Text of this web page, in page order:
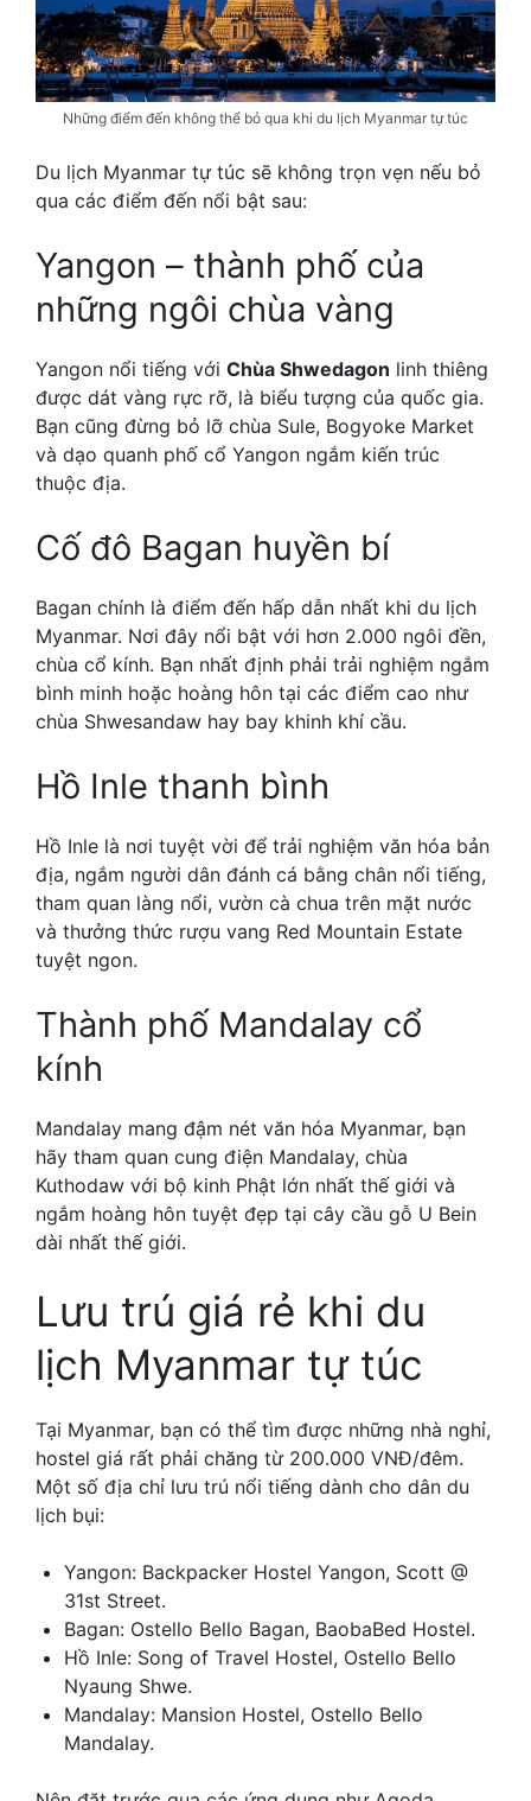
Những điểm đến không thể bỏ qua khi du lịch Myanmar tự túc
Du lịch Myanmar tự túc sẽ không trọn vẹn nếu bỏ
qua các điểm đến nổi bật sau:
Yangon – thành phố của
những ngôi chùa vàng
Yangon nổi tiếng với Chùa Shwedagon linh thiêng
được dát vàng rực rỡ, là biểu tượng của quốc gia.
Bạn cũng đừng bỏ lỡ chùa Sule, Bogyoke Market
và dạo quanh phố cổ Yangon ngắm kiến trúc
thuộc địa.
Cố đô Bagan huyền bí
Bagan chính là điểm đến hấp dẫn nhất khi du lịch
Myanmar. Nơi đây nổi bật với hơn 2.000 ngôi đền,
chùa cổ kính. Bạn nhất định phải trải nghiệm ngắm
bình minh hoặc hoàng hôn tại các điểm cao như
chùa Shwesandaw hay bay khinh khí cầu.
Hồ Inle thanh bình
Hồ Inle là nơi tuyệt vời để trải nghiệm văn hóa bản
địa, ngắm người dân đánh cá bằng chân nổi tiếng,
tham quan làng nổi, vườn cà chua trên mặt nước
và thưởng thức rượu vang Red Mountain Estate
tuyệt ngon.
Thành phố Mandalay cổ
kính
Mandalay mang đậm nét văn hóa Myanmar, bạn
hãy tham quan cung điện Mandalay, chùa
Kuthodaw với bộ kinh Phật lớn nhất thế giới và
ngắm hoàng hôn tuyệt đẹp tại cây cầu gỗ U Bein
dài nhất thế giới.
Lưu trú giá rẻ khi du
lịch Myanmar tự túc
Tại Myanmar, bạn có thể tìm được những nhà nghỉ,
hostel giá rất phải chăng từ 200.000 VNĐ/đêm.
Một số địa chỉ lưu trú nổi tiếng dành cho dân du
lịch bụi:
Yangon: Backpacker Hostel Yangon, Scott @
31st Street.
Bagan: Ostello Bello Bagan, BaobaBed Hostel.
Hồ Inle: Song of Travel Hostel, Ostello Bello
Nyaung Shwe.
Mandalay: Mansion Hostel, Ostello Bello
Mandalay.